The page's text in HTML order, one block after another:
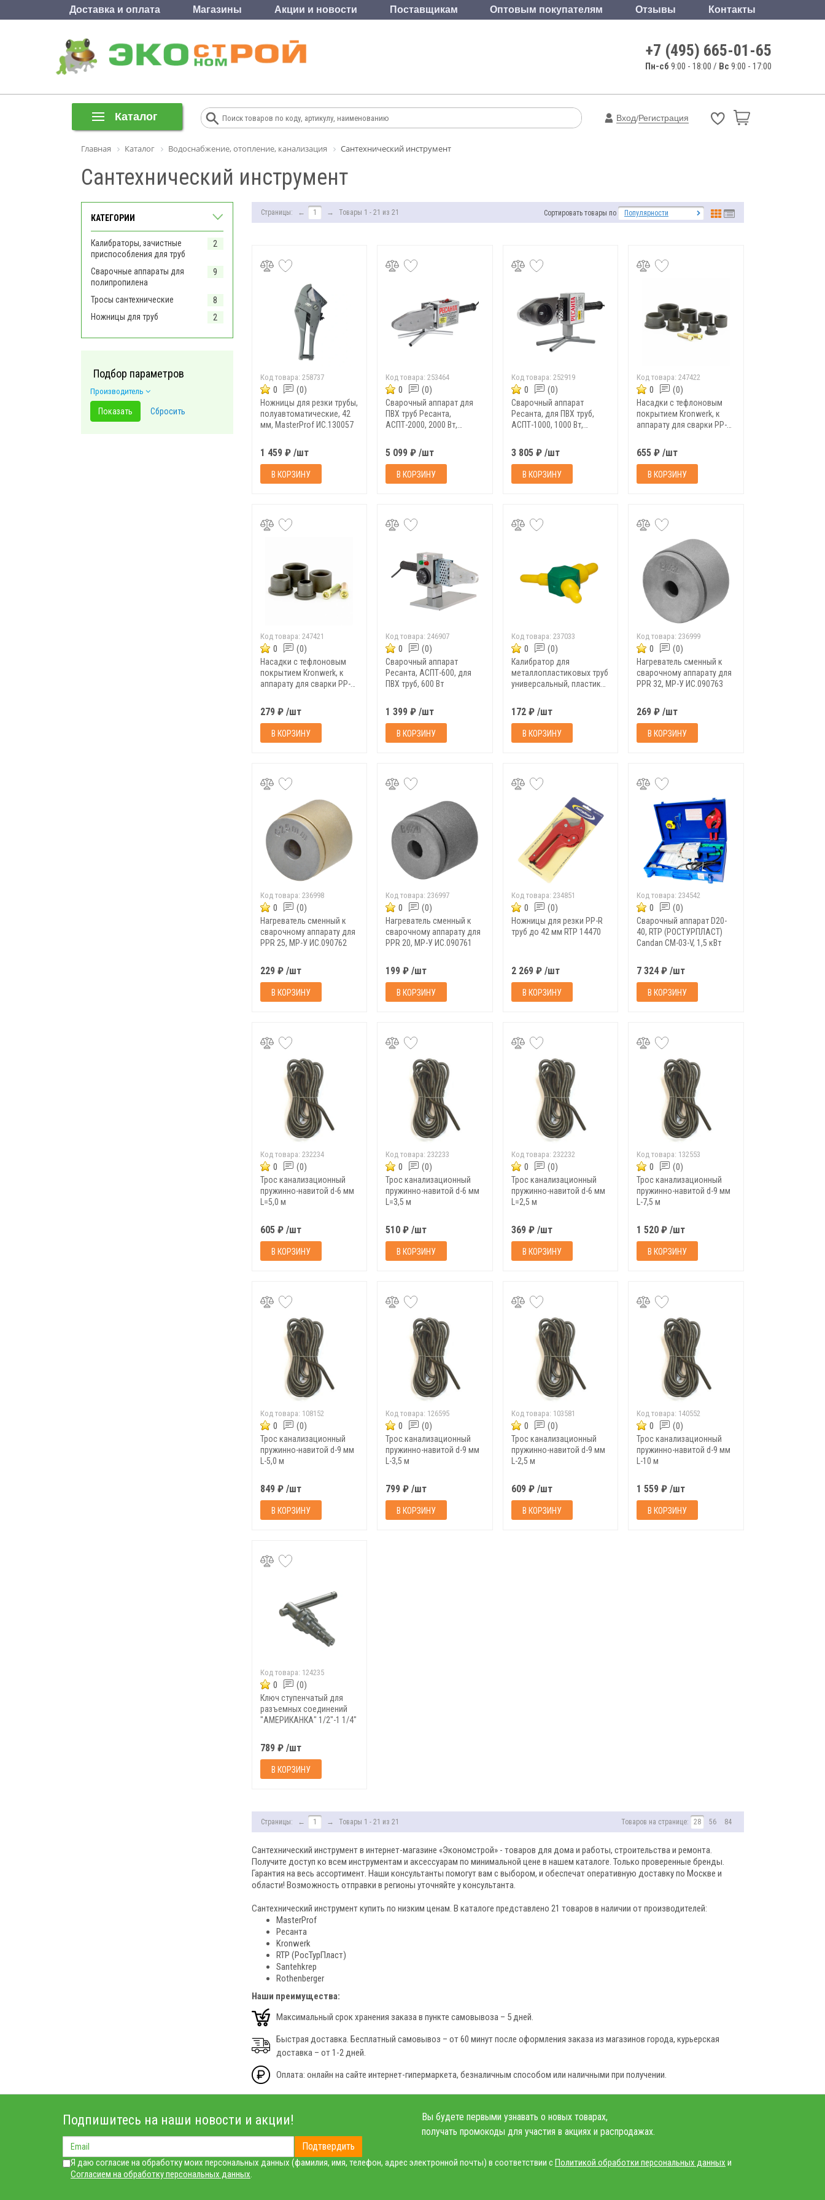
Доставка и оплата Магазины Акции и новости Поставщикам Оптовым покупателям Отзывы Контакты
+7 (495) 665-01-65
Пн-сб 9:00 - 18:00 / Вс 9:00 - 17:00
Каталог Вход/Регистрация
Главная Каталог Водоснабжение, отопление, канализация Сантехнический инструмент
Сантехнический инструмент
КАТЕГОРИИ
Калибраторы, зачистные
приспособления для труб
2
Сварочные аппараты для
полипропилена
9
Тросы сантехнические
8
Ножницы для труб
2
Подбор параметров
Производитель
Страницы: ← 1 → Товары 1 - 21 из 21 Сортировать товары по Популярности
Код товара: 258737
0 (0)
Ножницы для резки трубы,
полуавтоматические, 42
мм, MasterProf ИС.130057
1 459 ₽ /шт
В КОРЗИНУ
Код товара:253464
0 (0)
Сварочный аппарат для
ПВХ труб Ресанта,
АСПТ-2000, 2000 Вт,
5 099 ₽ /шт
В КОРЗИНУ
Код товара: 252919
0 (0)
Сварочный аппарат
Ресанта, для ПВХ труб,
АСПТ-1000, 1000 Вт,
3 805 ₽ /шт
В КОРЗИНУ
Код товара:247422
0 (0)
Насадки с тефлоновым
покрытием Kronwerk, к
аппарату для сварки PP-R
655 ₽ /шт
В КОРЗИНУ
Код товара: 247421
0 (0)
Насадки с тефлоновым
покрытием Kronwerk, к
аппарату для сварки PP-R
279 ₽ /шт
В КОРЗИНУ
Код товара:246907
0 (0)
Сварочный аппарат
Ресанта, АСПТ-600, для
ПВХ труб, 600 Вт
1 399 ₽ /шт
В КОРЗИНУ
Код товара: 237033
0 (0)
Калибратор для
металлопластиковых труб
универсальный, пластик
172 ₽ /шт
В КОРЗИНУ
Код товара:236999
0 (0)
Нагреватель сменный к
сварочному аппарату для
PPR 32, MP-У ИС.090763
269 ₽ /шт
В КОРЗИНУ
Код товара: 236998
0 (0)
Нагреватель сменный к
сварочному аппарату для
PPR 25, MP-У ИС.090762
229 ₽ /шт
В КОРЗИНУ
Код товара:236997
0 (0)
Нагреватель сменный к
сварочному аппарату для
PPR 20, MP-У ИС.090761
199 ₽ /шт
В КОРЗИНУ
Код товара: 234851
0 (0)
Ножницы для резки PP-R
труб до 42 мм RTP 14470
2 269 ₽ /шт
В КОРЗИНУ
Код товара:234542
0 (0)
Сварочный аппарат D20-
40, RTP (РОСТУРПЛАСТ)
Candan CM-03-V, 1,5 кВт
7 324 ₽ /шт
В КОРЗИНУ
Код товара: 232234
0 (0)
Трос канализационный
пружинно-навитой d-6 мм
L=5,0 м
605 ₽ /шт
В КОРЗИНУ
Код товара:232233
0 (0)
Трос канализационный
пружинно-навитой d-6 мм
L=3,5 м
510 ₽ /шт
В КОРЗИНУ
Код товара: 232232
0 (0)
Трос канализационный
пружинно-навитой d-6 мм
L=2,5 м
369 ₽ /шт
В КОРЗИНУ
Код товара: 132553
0 (0)
Трос канализационный
пружинно-навитой d-9 мм
L-7,5 м
1 520 ₽ /шт
В КОРЗИНУ
Код товара: 108152
0 (0)
Трос канализационный
пружинно-навитой d-9 мм
L-5,0 м
849 ₽ /шт
В КОРЗИНУ
Код товара: 126595
0 (0)
Трос канализационный
пружинно-навитой d-9 мм
L-3,5 м
799 ₽ /шт
В КОРЗИНУ
Код товара: 103581
0 (0)
Трос канализационный
пружинно-навитой d-9 мм
L-2,5 м
609 ₽ /шт
В КОРЗИНУ
Код товара: 140552
0 (0)
Трос канализационный
пружинно-навитой d-9 мм
L-10 м
1 559 ₽ /шт
В КОРЗИНУ
Код товара: 124235
0 (0)
Ключ ступенчатый для
разъемных соединений
"АМЕРИКАНКА" 1/2"-1 1/4"
789 ₽ /шт
В КОРЗИНУ
Страницы: ← 1 → Товары 1 - 21 из 21 Товаров на странице: 28 56 84
Сантехнический инструмент в интернет-магазине «Экономстрой» - товаров для дома и работы, строительства и ремонта.
Получите доступ ко всем инструментам и аксессуарам по минимальной цене в нашем каталоге. Только проверенные бренды.
Гарантия на весь ассортимент. Наши консультанты помогут вам с выбором, и обеспечат оперативную доставку по Москве и
области! Возможность отправки в регионы уточняйте у консультанта.
Сантехнический инструмент купить по низким ценам. В каталоге представлено 21 товаров в наличии от производителей:
MasterProf
Ресанта
Kronwerk
RTP (РосТурПласт)
Santehkrep
Rothenberger
Наши преимущества:
Максимальный срок хранения заказа в пункте самовывоза – 5 дней.
Быстрая доставка. Бесплатный самовывоз – от 60 минут после оформления заказа из магазинов города, курьерская
доставка – от 1-2 дней.
Оплата: онлайн на сайте интернет-гипермаркета, безналичным способом или наличными при получении.
Подпишитесь на наши новости и акции!
Подтвердить
Вы будете первыми узнавать о новых товарах,
получать промокоды для участия в акциях и распродажах.
Я даю согласие на обработку моих персональных данных (фамилия, имя, телефон, адрес электронной почты) в соответствии сПолитикой обработки персональных данных и
Согласием на обработку персональных данных